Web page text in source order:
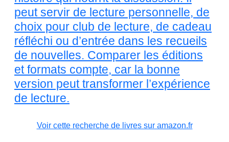
peut servir de lecture personnelle, de
choix pour club de lecture, de cadeau
réfléchi ou d’entrée dans les recueils
de nouvelles. Comparer les éditions
et formats compte, car la bonne
version peut transformer l’expérience
de lecture.
Voir cette recherche de livres sur amazon.fr